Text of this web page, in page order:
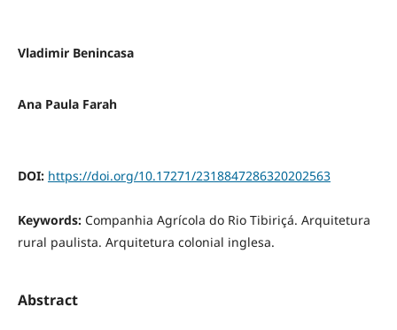
Vladimir Benincasa
Ana Paula Farah
DOI: https://doi.org/10.17271/2318847286320202563
Keywords: Companhia Agrícola do Rio Tibiriçá. Arquitetura
rural paulista. Arquitetura colonial inglesa.
Abstract